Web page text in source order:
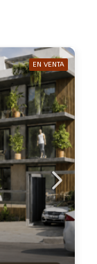
EN VENTA